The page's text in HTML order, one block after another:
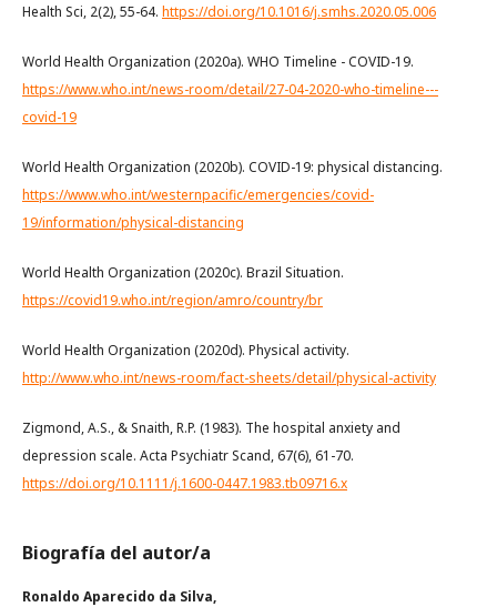
Health Sci, 2(2), 55-64. https://doi.org/10.1016/j.smhs.2020.05.006
World Health Organization (2020a). WHO Timeline - COVID-19.
https://www.who.int/news-room/detail/27-04-2020-who-timeline---
covid-19
World Health Organization (2020b). COVID-19: physical distancing.
https://www.who.int/westernpacific/emergencies/covid-
19/information/physical-distancing
World Health Organization (2020c). Brazil Situation.
https://covid19.who.int/region/amro/country/br
World Health Organization (2020d). Physical activity.
http://www.who.int/news-room/fact-sheets/detail/physical-activity
Zigmond, A.S., & Snaith, R.P. (1983). The hospital anxiety and
depression scale. Acta Psychiatr Scand, 67(6), 61-70.
https://doi.org/10.1111/j.1600-0447.1983.tb09716.x
Biografía del autor/a
Ronaldo Aparecido da Silva,